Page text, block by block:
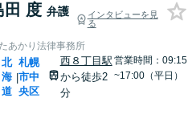
田 度 弁護
インタビューを見
る
あかり法律事務所
北
海
道
|
札幌
市中
央区
西８丁目駅
から徒歩2
分
営業時間：09:15
~17:00（平日）